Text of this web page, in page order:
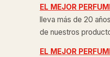
EL MEJOR
lleva más de 20
de nuestros
EL MEJOR